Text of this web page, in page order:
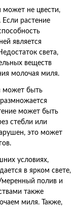
не цвести,
Если растение
является
света,
веществ
молочая миля.
может быть
может быть
стебли или
это может
условиях,
в ярком свете,
полив и
также
миля. Также,